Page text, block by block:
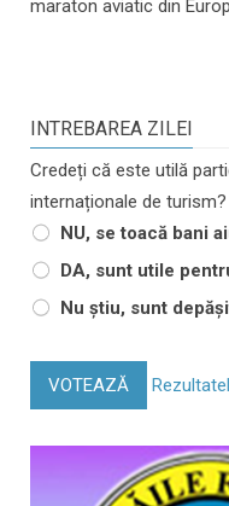
maraton aviatic din
INTREBAREA ZILEI
Credeți că este utilă
internaționale de turism?
NU, se toacă bani
DA, sunt utile
Nu știu, sunt
VOTEAZĂ